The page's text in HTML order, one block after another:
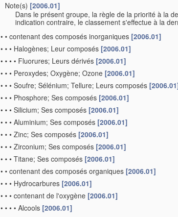
Note(s) [2006.01]
Dans le présent groupe, la règle de la priorité à la
indication contraire, le classement s'effectue à la
• • contenant des composés inorganiques [2006.01]
• • • Halogènes; Leur composés [2006.01]
• • • • Fluorures; Leurs dérivés [2006.01]
• • • Peroxydes; Oxygène; Ozone [2006.01]
• • • Soufre; Sélénium; Tellure; Leurs composés
• • • Phosphore; Ses composés [2006.01]
• • • Silicium; Ses composés [2006.01]
• • • Aluminium; Ses composés [2006.01]
• • • Zinc; Ses composés [2006.01]
• • • Zirconium; Ses composés [2006.01]
• • • Titane; Ses composés [2006.01]
• • contenant des composés organiques [2006.01]
• • • Hydrocarbures [2006.01]
• • • contenant de l'oxygène [2006.01]
• • • • Alcools [2006.01]